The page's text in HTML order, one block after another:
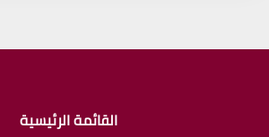
القائمة الرئيسية